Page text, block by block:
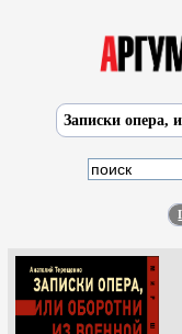
Записки опера,